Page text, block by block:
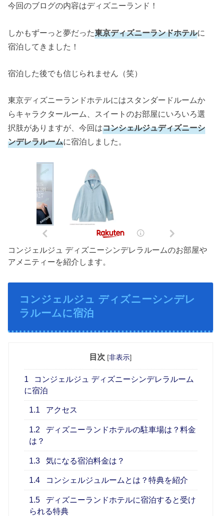
今回のブログの内容はディズニーランド！
しかもずーっと夢だった東京ディズニーランドホテルに
宿泊してきました！
宿泊した後でも信じられません（笑）
東京ディズニーランドホテルにはスタンダードルームか
らキャラクタールーム、スイートのお部屋にいろいろ選
択肢がありますが、今回はコンシェルジュディズニーシ
ンデレラルームに宿泊しました。
コンジェルジュ ディズニーシンデレラルームのお部屋や
アメニティーを紹介します。
コンジェルジュ ディズニーシンデレ
ラルームに宿泊
目次 [非表示]
1
コンジェルジュ ディズニーシンデレラルーム
に宿泊
1.1 アクセス
1.2
ディズニーランドホテルの駐車場は？料金
は？
1.3 気になる宿泊料金は？
1.4 コンシェルジュルームとは？特典を紹介
1.5
ディズニーランドホテルに宿泊すると受け
られる特典